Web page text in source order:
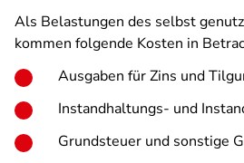
Als Belastungen des selbst
kommen folgende Kosten in
Ausgaben für Zins und
Instandhaltungs- und
Grundsteuer und sonstige